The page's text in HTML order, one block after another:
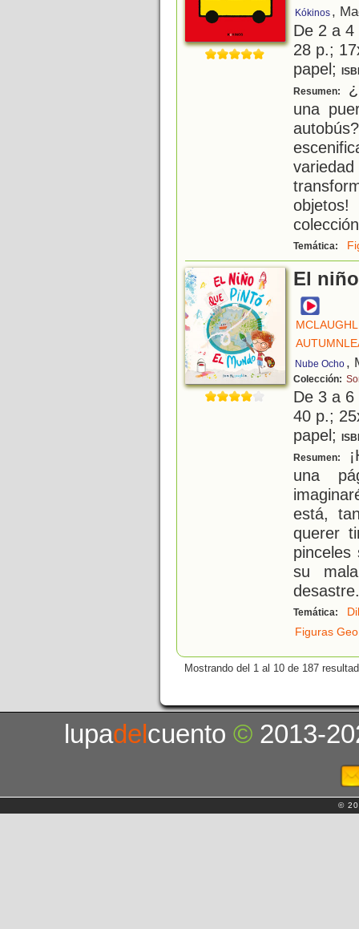
Kókinos ,
De 2 a
28 p.;
papel;
Resumen:
una
Temática:
El
Nube Ocho ,
Colección:
De 3 a
40 p.;
papel;
Resumen:
una
está,
querer
pinceles
su
Temática:
Figuras
Mostrando del 1 al 10 de 187
lupadelcuento© 2013-
©